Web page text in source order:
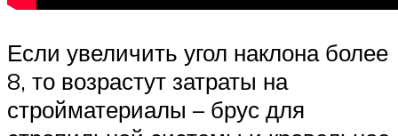
Если увеличить угол наклона более
8, то возрастут затраты на
стройматериалы – брус для